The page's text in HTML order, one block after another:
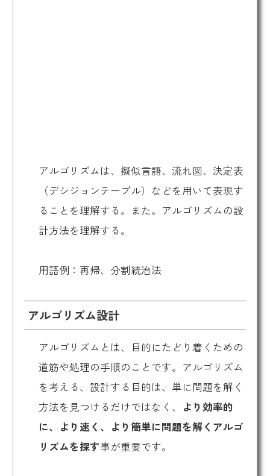
アルゴリズムは、擬似言語、流れ図、決定表
（デシジョンテーブル）などを用いて表現す
ることを理解する。また。アルゴリズムの設
計方法を理解する。
用語例：再帰、分割統治法
アルゴリズム設計
アルゴリズムとは、目的にたどり着くための
道筋や処理の手順のことです。アルゴリズム
を考える、設計する目的は、単に問題を解く
方法を見つけるだけではなく、
より効率的
に、より速く、より簡単に問題を解くアルゴ
リズムを探す事が重要です。